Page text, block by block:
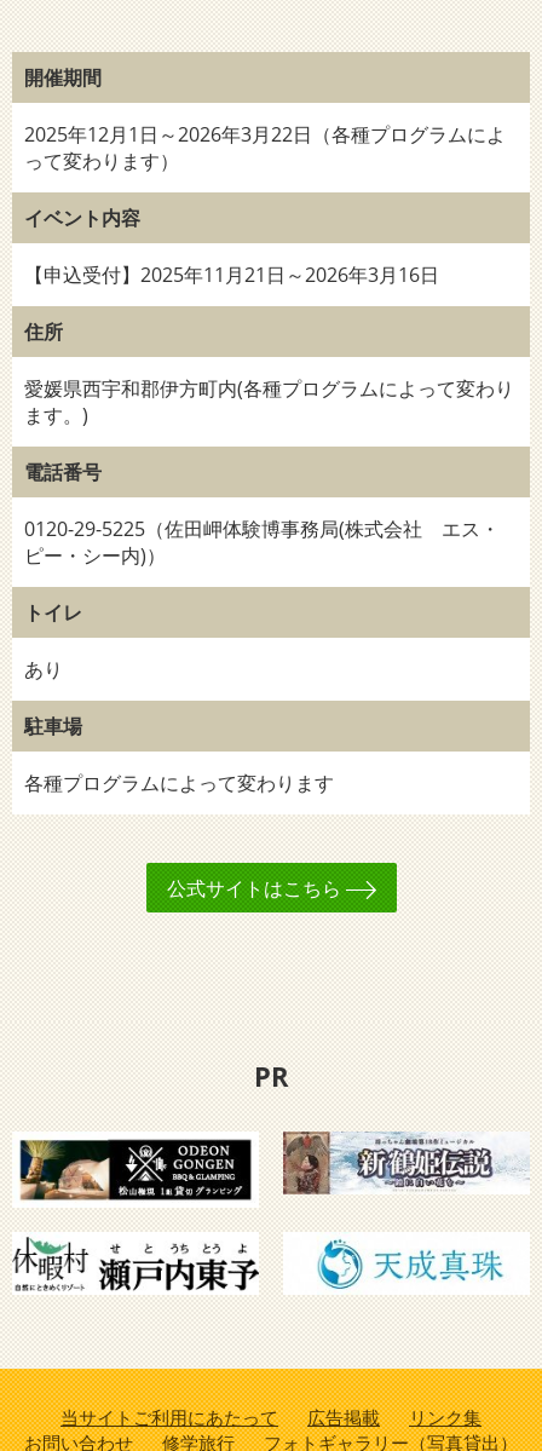
開催期間
2025年12月1日～2026年3月22日（各種プログラムによ
って変わります）
イベント内容
【申込受付】2025年11月21日～2026年3月16日
住所
愛媛県西宇和郡伊方町内(各種プログラムによって変わり
ます。)
電話番号
0120-29-5225（佐田岬体験博事務局(株式会社 エス・
ピー・シー内)）
トイレ
あり
駐車場
各種プログラムによって変わります
公式サイトはこちら
PR
当サイトご利用にあたって 広告掲載
リンク集
お問い合わせ
修学旅行 フォトギャラリー（写真貸出）